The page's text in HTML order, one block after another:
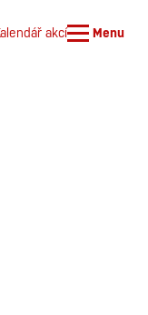
akcí Menu